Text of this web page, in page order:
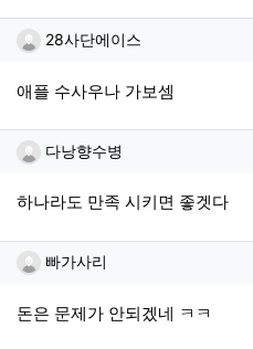
28사단에이스님
28사단에이스
애플 수사우나 가보셈
다낭향수병님의
다낭향수병
하나라도 만족 시키면 좋겟다
빠가사리님의 댓글
빠가사리
돈은 문제가 안되겠네 ㅋㅋ